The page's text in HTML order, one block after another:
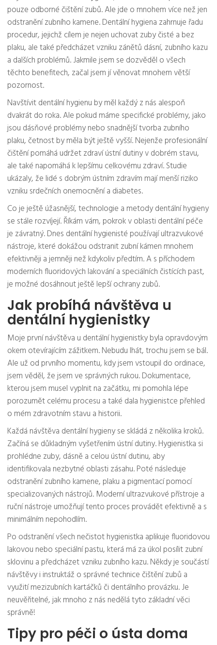
pouze odborné čištění zubů. Ale jde o mnohem více než jen
odstranění zubního kamene. Dentální hygiena zahrnuje řadu
procedur, jejichž cílem je nejen uchovat zuby čisté a bez
plaku, ale také předcházet vzniku zánětů dásní, zubního kazu
a dalších problémů. Jakmile jsem se dozvěděl o všech
těchto benefitech, začal jsem jí věnovat mnohem větší
pozornost.
Navštívit dentální hygienu by měl každý z nás alespoň
dvakrát do roka. Ale pokud máme specifické problémy, jako
jsou dásňové problémy nebo snadnější tvorba zubního
plaku, četnost by měla být ještě vyšší. Nejenže profesionální
čištění pomáhá udržet zdraví ústní dutiny v dobrém stavu,
ale také napomáhá k lepšímu celkovému zdraví. Studie
ukázaly, že lidé s dobrým ústním zdravím mají menší riziko
vzniku srdečních onemocnění a diabetes.
Co je ještě úžasnější, technologie a metody dentální hygieny
se stále rozvíjejí. Říkám vám, pokrok v oblasti dentální péče
je závratný. Dnes dentální hygienisté používají ultrazvukové
nástroje, které dokážou odstranit zubní kámen mnohem
efektivněji a jemněji než kdykoliv předtím. A s příchodem
moderních fluoridových lakování a speciálních čistících past,
je možné dosáhnout ještě lepší ochrany zubů.
Jak probíhá návštěva u
dentální hygienistky
Moje první návštěva u dentální hygienistky byla opravdovým
okem otevírajícím zážitkem. Nebudu lhát, trochu jsem se bál.
Ale už od prvního momentu, kdy jsem vstoupil do ordinace,
jsem věděl, že jsem ve správných rukou. Dokumentace,
kterou jsem musel vyplnit na začátku, mi pomohla lépe
porozumět celému procesu a také dala hygienistce přehled
o mém zdravotním stavu a historii.
Každá návštěva dentální hygieny se skládá z několika kroků.
Začíná se důkladným vyšetřením ústní dutiny. Hygienistka si
prohlédne zuby, dásně a celou ústní dutinu, aby
identifikovala nezbytné oblasti zásahu. Poté následuje
odstranění zubního kamene, plaku a pigmentací pomocí
specializovaných nástrojů. Moderní ultrazvukové přístroje a
ruční nástroje umožňují tento proces provádět efektivně a s
minimálním nepohodlím.
Po odstranění všech nečistot hygienistka aplikuje fluoridovou
lakovou nebo speciální pastu, která má za úkol posílit zubní
sklovinu a předcházet vzniku zubního kazu. Někdy je součástí
návštěvy i instruktáž o správné technice čištění zubů a
využití mezizubních kartáčků či dentálního provázku. Je
neuvěřitelné, jak mnoho z nás nedělá tyto základní věci
správně!
Tipy pro péči o ústa doma